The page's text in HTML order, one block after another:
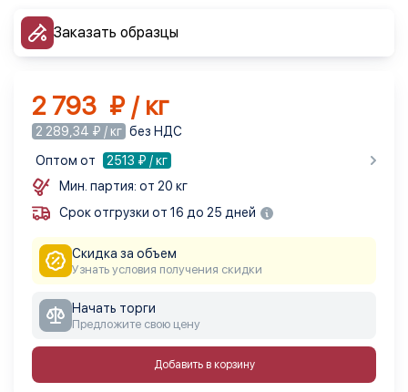
Заказать образцы
2 793 ₽ / кг
2 289,34 ₽ / кг без НДС
Оптом от
2513 ₽ / кг
Мин. партия: от 20 кг
Срок отгрузки от 16 до 25 дней
Скидка за объем
Узнать условия получения скидки
Начать торги
Предложите свою цену
Добавить в корзину